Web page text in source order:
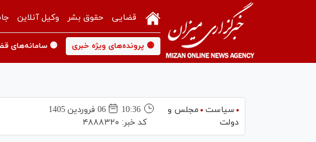
قضایی حقوق بشر وکیل آنلاین
🟡 پرونده‌های ویژه خبری 🟡 سامانه‌های
سیاست
مجلس و
دولت
10:36
06 فروردين 1405
کد خبر: ۴۸۸۸۳۲۰